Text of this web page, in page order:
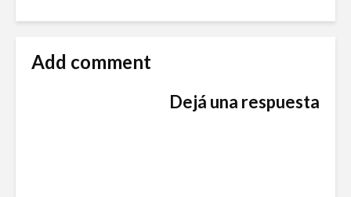
Add comment
Dejá una respuesta